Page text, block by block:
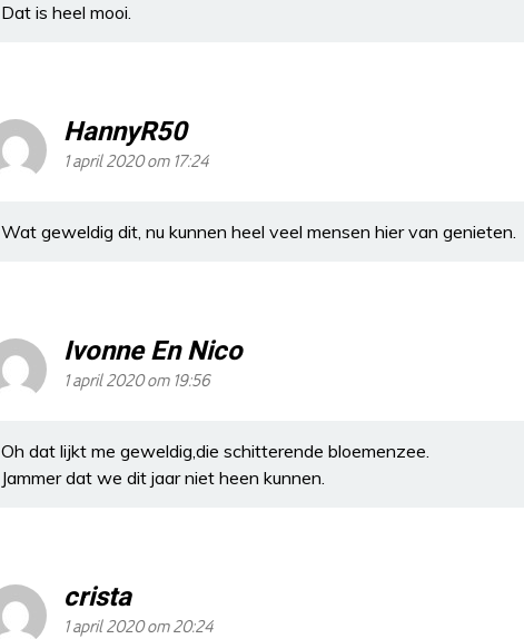
Dat is heel mooi.
HannyR50
1 april 2020 om 17:24
Wat geweldig dit, nu kunnen heel veel mensen hier van genieten.
Ivonne En Nico
1 april 2020 om 19:56
Oh dat lijkt me geweldig,die schitterende bloemenzee.
Jammer dat we dit jaar niet heen kunnen.
crista
1 april 2020 om 20:24